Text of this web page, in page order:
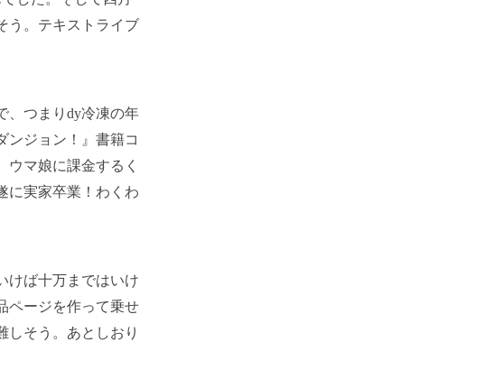
う。テキストライブ
、つまりdy冷凍の年
ンジョン！』書籍コ
ウマ娘に課金するく
に実家卒業！わくわ
けば十万まではいけ
ページを作って乗せ
しそう。あとしおり